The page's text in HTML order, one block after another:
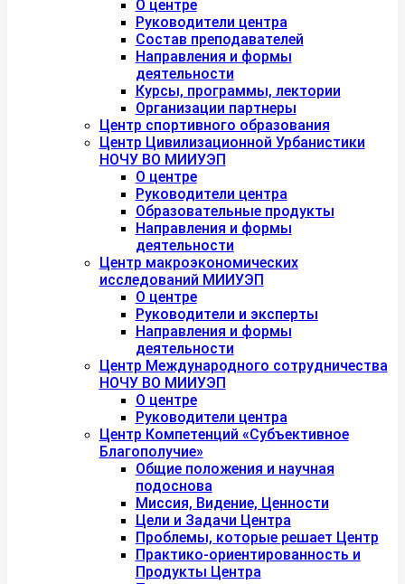
О центре
Руководители центра
Состав преподавателей
Направления и формы
деятельности
Курсы, программы, лектории
Организации партнеры
Центр спортивного образования
Центр Цивилизационной Урбанистики
НОЧУ ВО МИИУЭП
О центре
Руководители центра
Образовательные продукты
Направления и формы
деятельности
Центр макроэкономических
исследований МИИУЭП
О центре
Руководители и эксперты
Направления и формы
деятельности
Центр Международного сотрудничества
НОЧУ ВО МИИУЭП
О центре
Руководители центра
Центр Компетенций «Субъективное
Благополучие»
Общие положения и научная
подоснова
Миссия, Видение, Ценности
Цели и Задачи Центра
Проблемы, которые решает Центр
Практико-ориентированность и
Продукты Центра